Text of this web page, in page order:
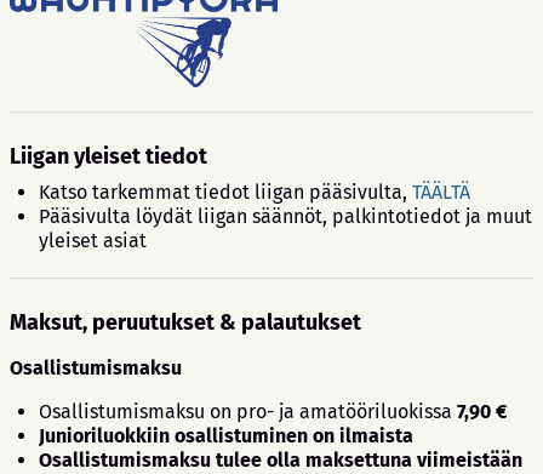
Liigan yleiset tiedot
Katso tarkemmat tiedot liigan pääsivulta, TÄÄLTÄ
Pääsivulta löydät liigan säännöt, palkintotiedot ja muut
yleiset asiat
Maksut, peruutukset & palautukset
Osallistumismaksu
Osallistumismaksu on pro- ja amatööriluokissa 7,90 €
Junioriluokkiin osallistuminen on ilmaista
Osallistumismaksu tulee olla maksettuna viimeistään